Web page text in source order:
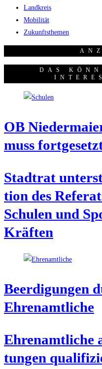
Landkreis
Mobilität
Zukunftsthemen
DAS
OB
muss
Stadt­rat
ti­on des
Schu­len und
Kräften
Beer­di­gun­gen
Ehrenamtliche
Ehren­amt­li­che
tun­gen